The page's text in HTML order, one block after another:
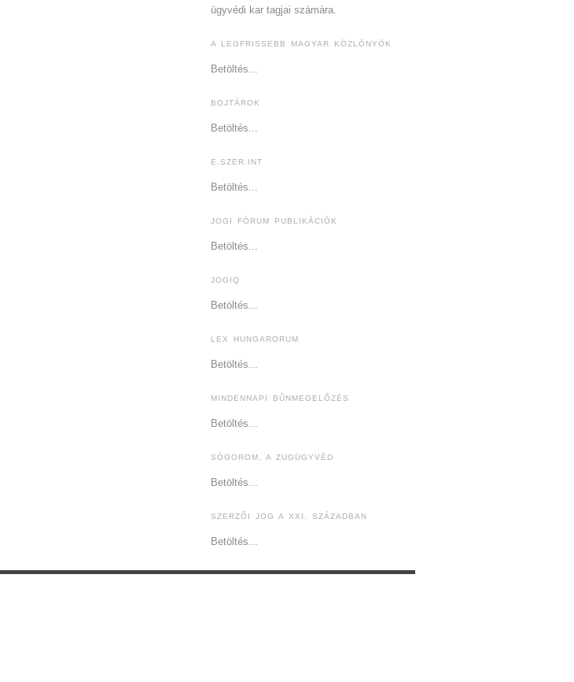
ügyvédi kar tagjai számára.
A LEGFRISSEBB MAGYAR KÖZLÖNYÖK
Betöltés...
BOJTÁROK
Betöltés...
E.SZER.INT
Betöltés...
JOGI FÓRUM PUBLIKÁCIÓK
Betöltés...
JOGIQ
Betöltés...
LEX HUNGARORUM
Betöltés...
MINDENNAPI BŰNMEGELŐZÉS
Betöltés...
SÓGOROM, A ZUGÜGYVÉD
Betöltés...
SZERZŐI JOG A XXI. SZÁZADBAN
Betöltés...